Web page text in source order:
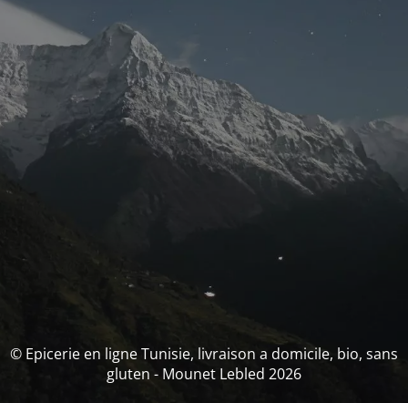
© Epicerie en ligne Tunisie, livraison a domicile, bio, sans
gluten - Mounet Lebled 2026